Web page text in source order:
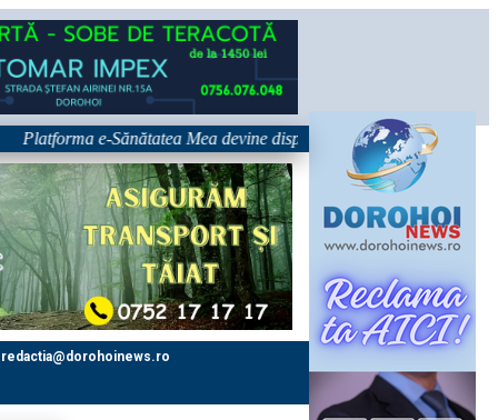
e-Sănătatea Mea devine disponibilă pe 1 septembrie:
redactia@dorohoinews.ro